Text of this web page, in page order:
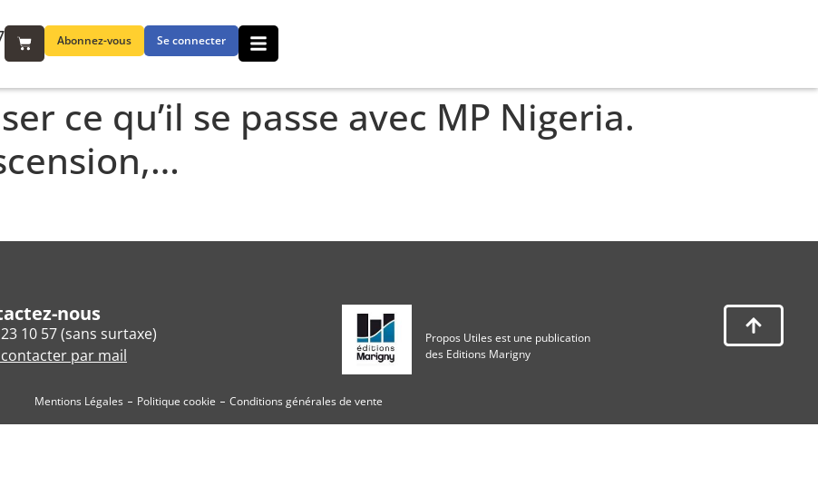
Abonnez-vous Se connecter
ce qu’il se passe avec MP Nigeria.
nous
10 57 (sans surtaxe)
par mail
Propos Utiles est une publication
des Editions Marigny
Mentions Légales Politique cookie Conditions générales de vente